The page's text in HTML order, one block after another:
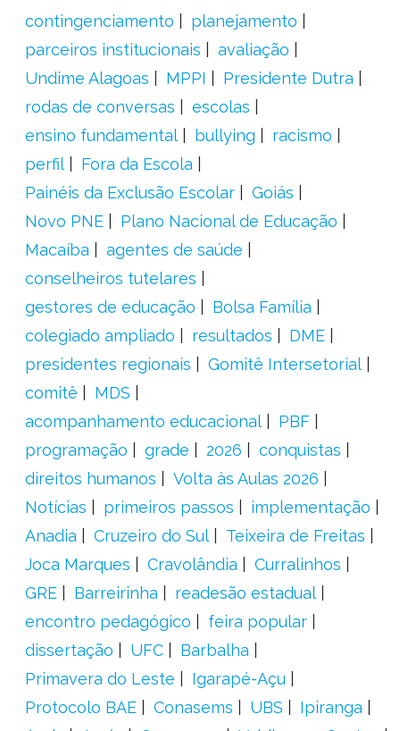
contingenciamento
planejamento
parceiros institucionais
avaliação
Undime Alagoas
MPPI
Presidente Dutra
rodas de conversas
escolas
ensino fundamental
bullying
racismo
perfil
Fora da Escola
Painéis da Exclusão Escolar
Goiás
Novo PNE
Plano Nacional de Educação
Macaíba
agentes de saúde
conselheiros tutelares
gestores de educação
Bolsa Família
colegiado ampliado
resultados
DME
presidentes regionais
Gomitê Intersetorial
comitê
MDS
acompanhamento educacional
PBF
programação
grade 2026
conquistas
direitos humanos
Volta às Aulas 2026
Notícias
primeiros passos
implementação
Anadia
Cruzeiro do Sul
Teixeira de Freitas
Joca Marques
Cravolândia
Curralinhos
GRE
Barreirinha
readesão estadual
encontro pedagógico
feira popular
dissertação
UFC
Barbalha
Primavera do Leste
Igarapé-Açu
Protocolo BAE
Conasems UBS
Ipiranga